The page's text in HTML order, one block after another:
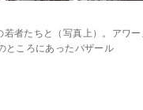
者たちと（写真上）。アワ
ところにあったバザール